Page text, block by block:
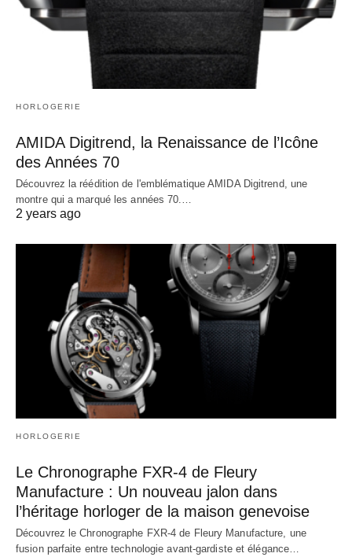
HORLOGERIE
AMIDA Digitrend, la Renaissance de l’Icône
des Années 70
Découvrez la réédition de l'emblématique AMIDA Digitrend, une
montre qui a marqué les années 70.…
2 years ago
HORLOGERIE
Le Chronographe FXR-4 de Fleury
Manufacture : Un nouveau jalon dans
l’héritage horloger de la maison genevoise
Découvrez le Chronographe FXR-4 de Fleury Manufacture, une
fusion parfaite entre technologie avant-gardiste et élégance…